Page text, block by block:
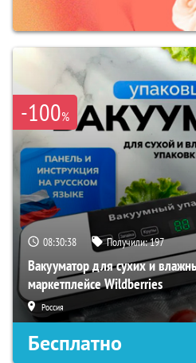
-100%
08:30:38 Получили:197
Вакууматор для сухих и
маркетплейсе Wildberries
Россия
Бесплатно